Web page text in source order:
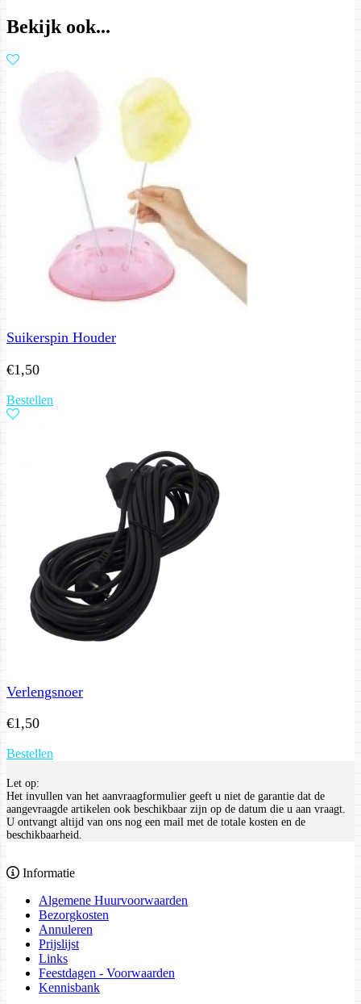
Bekijk ook...
Suikerspin Houder
€1,50
Bestellen
Verlengsnoer
€1,50
Bestellen
Let op:
Het invullen van het aanvraagformulier geeft u niet de garantie dat de
aangevraagde artikelen ook beschikbaar zijn op de datum die u aan vraagt.
U ontvangt altijd van ons nog een mail met de totale kosten en de
beschikbaarheid.
Informatie
Algemene Huurvoorwaarden
Bezorgkosten
Annuleren
Prijslijst
Links
Feestdagen - Voorwaarden
Kennisbank